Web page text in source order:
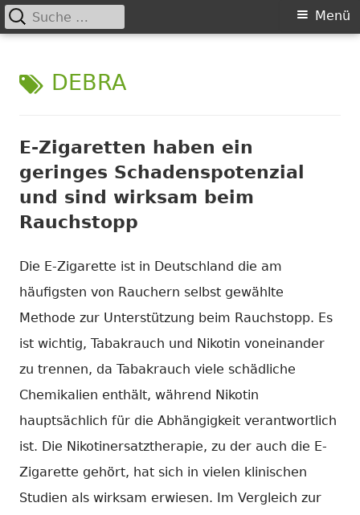
zum
Primäres
Menü
Suche
nach:
SCHLAGWORT:
DEBRA
E-Zigaretten haben ein
geringes Schadenspotenzial
und sind wirksam beim
Rauchstopp
Die E-Zigarette ist in Deutschland die am
häufigsten von Rauchern selbst gewählte
Methode zur Unterstützung beim Rauchstopp. Es
ist wichtig, Tabakrauch und Nikotin voneinander
zu trennen, da Tabakrauch viele schädliche
Chemikalien enthält, während Nikotin
hauptsächlich für die Abhängigkeit verantwortlich
ist. Die Nikotinersatztherapie, zu der auch die E-
Zigarette gehört, hat sich in vielen klinischen
Studien als wirksam erwiesen. Im Vergleich zur